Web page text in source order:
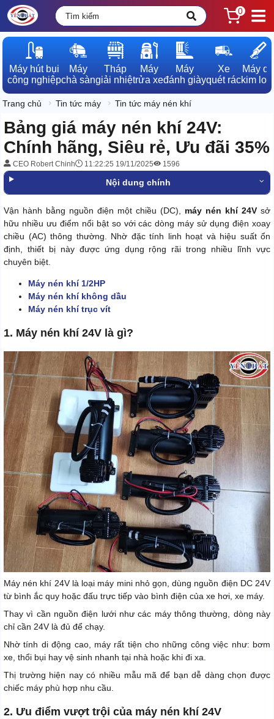
0
Máy hút bụi
công nghiệp
Máy
chà sàn
Tháp
giải nhiệt
Máy
rửa xe
Máy
đánh giày
Xe
quét rác
Máy dò
kim loại
Trang chủ Tin tức máy Tin tức máy nén khí
Bảng giá máy nén khí 24V:
Chính hãng, Siêu rẻ, Ưu đãi 35%
CEO Robert Chinh 11:22:25 19/11/2025 1596
Nội dung chính
Vận hành bằng nguồn điện một chiều (DC), máy nén khí 24V sở
hữu nhiều ưu điểm nổi bật so với các dòng máy sử dụng điện xoay
chiều (AC) thông thường. Nhờ đặc tính linh hoạt và hiệu suất ổn
định, thiết bị này được ứng dụng rộng rãi trong nhiều lĩnh vực
chuyên biệt.
Máy nén khí 1/2HP
Máy nén khí không dầu
Máy nén khí trục vít
1. Máy nén khí 24V là gì?
Máy nén khí 24V là loại máy mini nhỏ gọn, dùng nguồn điện DC 24V
từ bình ắc quy hoặc đấu trực tiếp vào bình điện của xe hơi, xe máy.
Thay vì cần nguồn điện lưới như các máy thông thường, dòng này
chỉ cần 24V là đủ để chạy.
Nhờ tính di động cao, máy rất tiện cho những công việc như: bơm
xe, thổi bụi hay vệ sinh nhanh tại nhà hoặc khi đi xa.
Thị trường hiện nay có nhiều mẫu mã để bạn dễ dàng chọn được
chiếc máy phù hợp nhu cầu.
2. Ưu điểm vượt trội của máy nén khí 24V